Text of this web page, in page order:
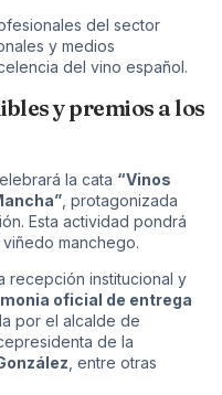
del sector
y medios
del vino español.
y premios a los
la cata “Vinos
, protagonizada
Esta actividad pondrá
manchego.
recepción institucional y
oficial de entrega
por el alcalde de
de la
, entre otras